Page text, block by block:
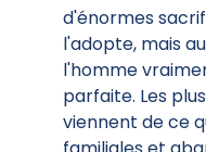
d'énormes
l'adopte, mais
l'homme
parfaite. Les
viennent de ce